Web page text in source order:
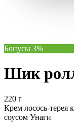
Бонусы 3%
Шик
220 г
Крем лосось-терея
соусом Унаги